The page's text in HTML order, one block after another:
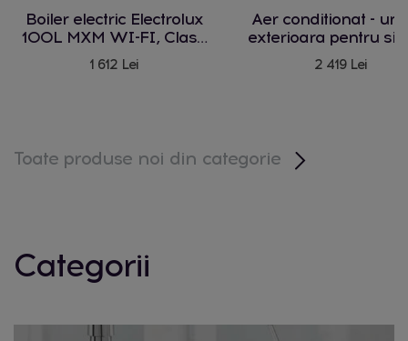
Boiler electric Electrolux
100L MXM WI-FI, Clasa
C, 3 trepte de incalzire,
termostat electronic,
1 612 Lei
Aer conditionat -
exterioara pentru
multisplit, Clasa
Wi-fi, model I-18
2 419 Lei
Toate produse noi din categorie
Categorii